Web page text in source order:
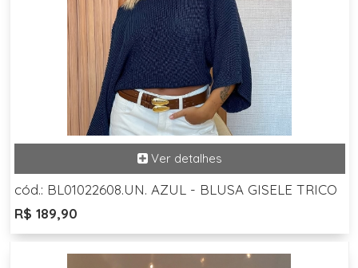
cód.: BL01022608.UN. AZUL - BLUSA GISELE TRICO
R$ 189,90